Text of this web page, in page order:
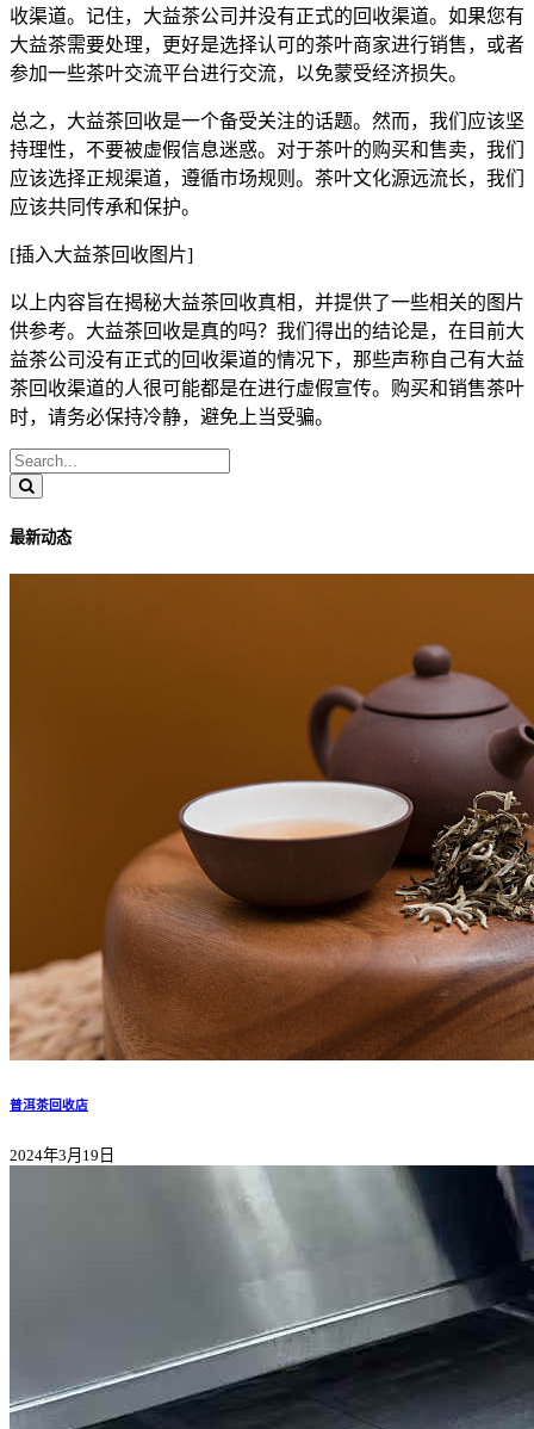
收渠道。记住，大益茶公司并没有正式的回收渠道。如果您有
大益茶需要处理，更好是选择认可的茶叶商家进行销售，或者
参加一些茶叶交流平台进行交流，以免蒙受经济损失。
总之，大益茶回收是一个备受关注的话题。然而，我们应该坚
持理性，不要被虚假信息迷惑。对于茶叶的购买和售卖，我们
应该选择正规渠道，遵循市场规则。茶叶文化源远流长，我们
应该共同传承和保护。
[插入大益茶回收图片]
以上内容旨在揭秘大益茶回收真相，并提供了一些相关的图片
供参考。大益茶回收是真的吗？我们得出的结论是，在目前大
益茶公司没有正式的回收渠道的情况下，那些声称自己有大益
茶回收渠道的人很可能都是在进行虚假宣传。购买和销售茶叶
时，请务必保持冷静，避免上当受骗。
最新动态
普洱茶回收店
2024年3月19日